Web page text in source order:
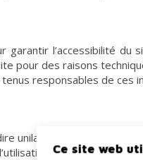
l’accessibilité du
pour des raisons
responsables de
unilatéralement l’accès
Ce site web